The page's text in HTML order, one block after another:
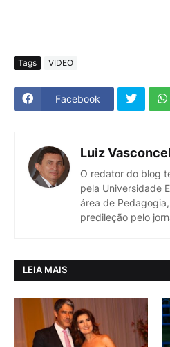
Tags VIDEO
Facebook
Luiz
O redator do blog
pela Universidade
área de
predileção pelo
LEIA MAIS